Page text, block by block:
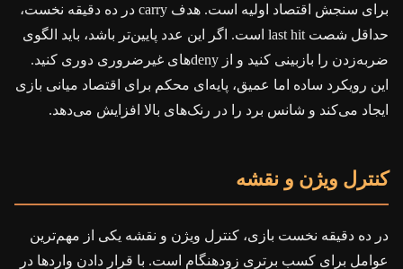
برای سنجش اقتصاد اولیه است. هدف carry در ده دقیقه نخست،
حداقل شصت last hit است. اگر این عدد پایین‌تر باشد، باید الگوی
ضربه‌زدن را بازبینی کنید و از denyهای غیرضروری دوری کنید.
این رویکرد ساده اما عمیق، پایه‌ای محکم برای اقتصاد میانی بازی
ایجاد می‌کند و شانس برد را در رنک‌های بالا افزایش می‌دهد.
کنترل ویژن و نقشه
در ده دقیقه نخست بازی، کنترل ویژن و نقشه یکی از مهم‌ترین
عوامل برای کسب برتری زودهنگام است. با قرار دادن واردها در